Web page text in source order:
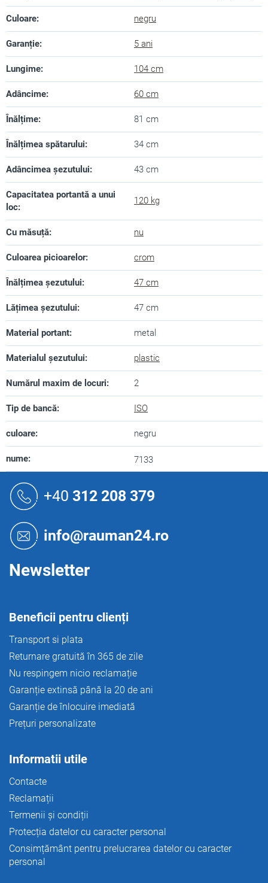
Culoare: negru
Garanție: 5 ani
Lungime: 104 cm
Adâncime: 60 cm
Înălțime: 81 cm
Înălțimea spătarului: 34 cm
Adâncimea șezutului: 43 cm
Capacitatea portantă a unui
loc:
120 kg
Cu măsuță: nu
Culoarea picioarelor: crom
Înălțimea șezutului: 47 cm
Lățimea șezutului: 47 cm
Material portant: metal
Materialul șezutului: plastic
Numărul maxim de locuri: 2
Tip de bancă: ISO
culoare: negru
nume: 7133
+40 312 208 379
info@rauman24.ro
Newsletter
Beneficii pentru clienți
Transport si plata
Returnare gratuită în 365 de zile
Nu respingem nicio reclamație
Garanție extinsă până la 20 de ani
Garanție de înlocuire imediată
Prețuri personalizate
Informatii utile
Contacte
Reclamații
Termenii și condiții
Protecția datelor cu caracter personal
Consimțământ pentru prelucrarea datelor cu caracter
personal